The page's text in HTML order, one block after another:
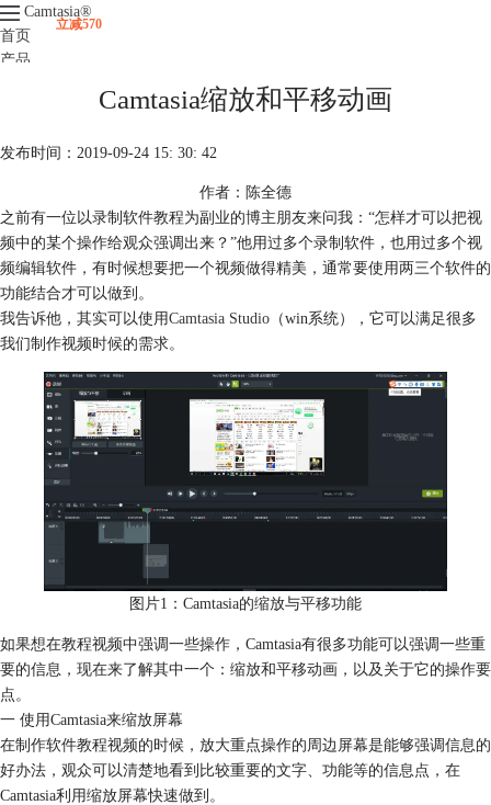
Camtasia®
首页
产品
立减570
视频课程
Camtasia缩放和平移动画
发布时间：2019-09-24 15: 30: 42
作者：陈全德
之前有一位以录制软件教程为副业的博主朋友来问我：“怎样才可以把视
频中的某个操作给观众强调出来？”他用过多个录制软件，也用过多个视
频编辑软件，有时候想要把一个视频做得精美，通常要使用两三个软件的
功能结合才可以做到。
我告诉他，其实可以使用Camtasia Studio （win系统），它可以满足很多
我们制作视频时候的需求。
图片1：Camtasia的缩放与平移功能
如果想在教程视频中强调一些操作，Camtasia有很多功能可以强调一些重
要的信息，现在来了解其中一个：缩放和平移动画，以及关于它的操作要
点。
一 使用Camtasia来缩放屏幕
在制作软件教程视频的时候，放大重点操作的周边屏幕是能够强调信息的
好办法，观众可以清楚地看到比较重要的文字、功能等的信息点，在
Camtasia利用缩放屏幕快速做到。